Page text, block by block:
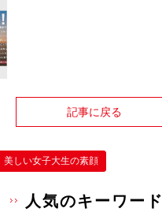
記事に戻る
美しい女子大生の素顔
人気のキーワード